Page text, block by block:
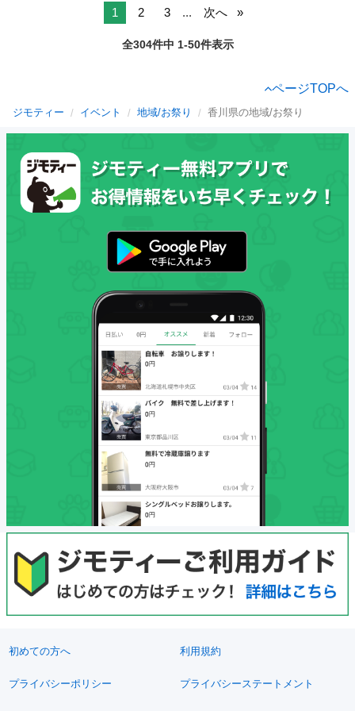
1 2 3 ... 次へ
全304件中 1-50件表示
ページTOPへ
ジモティー イベント 地域/お祭り 香川県の地域/お祭り
初めての方へ 利用規約
プライバシーポリシー プライバシーステートメント